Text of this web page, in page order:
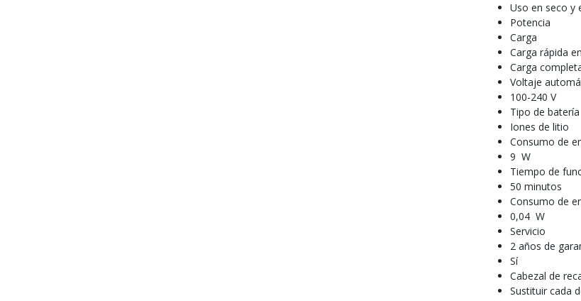
Uso en seco y
Potencia
Carga
Carga rápida
Carga
Voltaje
100-240 V
Tipo de batería
Iones de litio
Consumo de
9 W
Tiempo de
50 minutos
Consumo de
0,04 W
Servicio
2 años de
Sí
Cabezal de
Sustituir cada